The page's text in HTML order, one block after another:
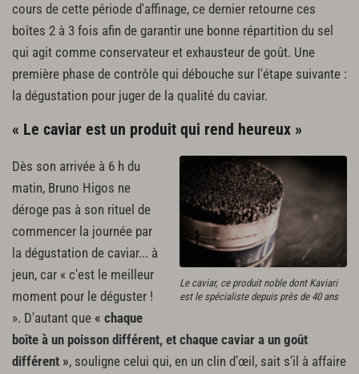
cours de cette période d'affinage, ce dernier retourne ces
boîtes 2 à 3 fois afin de garantir une bonne répartition du sel
qui agit comme conservateur et exhausteur de goût. Une
première phase de contrôle qui débouche sur l'étape suivante :
la dégustation pour juger de la qualité du caviar.
« Le caviar est un produit qui rend heureux »
Le caviar, ce produit noble dont Kaviari
est le spécialiste depuis près de 40 ans
Dès son arrivée à 6 h du
matin, Bruno Higos ne
déroge pas à son rituel de
commencer la journée par
la dégustation de caviar... à
jeun, car « c'est le meilleur
moment pour le déguster !
». D'autant que « chaque
boîte à un poisson différent, et chaque caviar a un goût
différent », souligne celui qui, en un clin d’œil, sait s’il à affaire